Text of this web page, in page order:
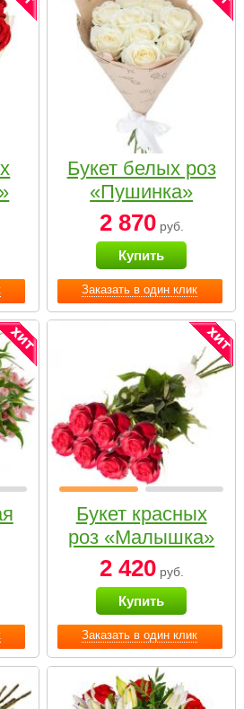
Заказать в один клик
Букет белых роз
«Пушинка»
2 870руб.
Купить
Заказать в один клик
Букет красных
роз «Малышка»
2 420руб.
Купить